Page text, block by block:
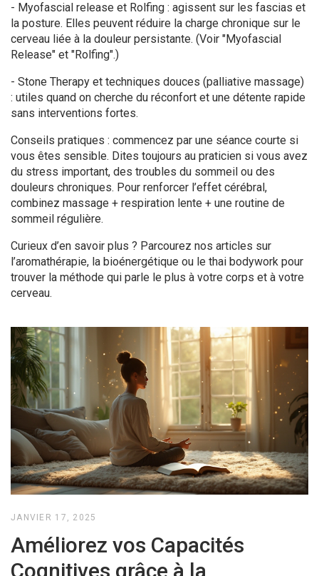
- Myofascial release et Rolfing : agissent sur les fascias et
la posture. Elles peuvent réduire la charge chronique sur le
cerveau liée à la douleur persistante. (Voir "Myofascial
Release" et "Rolfing".)
- Stone Therapy et techniques douces (palliative massage)
: utiles quand on cherche du réconfort et une détente rapide
sans interventions fortes.
Conseils pratiques : commencez par une séance courte si
vous êtes sensible. Dites toujours au praticien si vous avez
du stress important, des troubles du sommeil ou des
douleurs chroniques. Pour renforcer l’effet cérébral,
combinez massage + respiration lente + une routine de
sommeil régulière.
Curieux d’en savoir plus ? Parcourez nos articles sur
l’aromathérapie, la bioénergétique ou le thai bodywork pour
trouver la méthode qui parle le plus à votre corps et à votre
cerveau.
JANVIER 17, 2025
Améliorez vos Capacités
Cognitives grâce à la